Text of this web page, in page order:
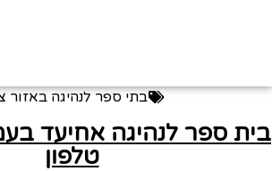
בתי ספר לנהיגה באזור
ספר לנהיגה אחיעד
טלפון